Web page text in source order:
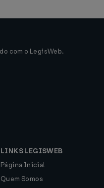
com o LegisWeb.
LINKS LEGISWEB
Página Inicial
Quem Somos